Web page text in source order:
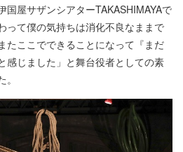
国屋サザンシアターTAKASHIMAYAで
って僕の気持ちは消化不良なままで
たここでできることになって『まだ
感じました」と舞台役者としての素